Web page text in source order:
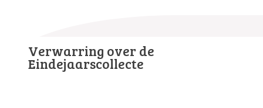
Verwarring over de
Eindejaarscollecte